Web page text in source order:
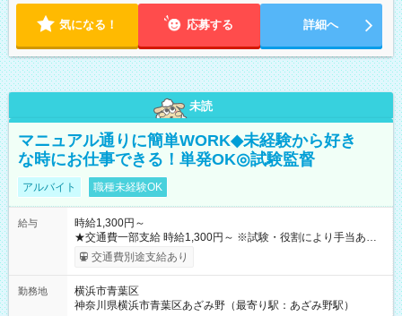
気になる！ 応募する 詳細へ
未読
マニュアル通りに簡単WORK◆未経験から好き
な時にお仕事できる！単発OK◎試験監督
アルバイト 職種未経験OK
給与
時給1,300円～
★交通費一部支給 時給1,300円～ ※試験・役割により手当あり
※勤務回数により昇給あり 【即給（前払い）オプションあ
り！】 希望される場合、勤務から1週間ほどで給与の一部を受け
例】 ・河合塾模擬試験 8:30～17:30（休憩1時間） 時給1,300円
×8時間＝日収10,400円＋交通費 ※当日の役割により時給＋100
交通費別途支給あり
勤務地
横浜市青葉区
神奈川県横浜市青葉区あざみ野（最寄り駅：あざみ野駅）